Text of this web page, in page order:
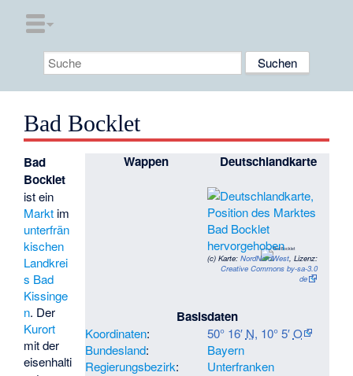
Bad Bocklet
Wappen Deutschlandkarte
(c) Karte: NordNordWest, Lizenz:
Creative Commons by-sa-3.0
de
Basisdaten
Koordinaten: 50° 16′ N, 10° 5′O
Bundesland:
Bayern
Regierungsbezirk:
Unterfranken
Bad
Bocklet
ist ein
Markt im
unterfrän
kischen
Landkrei
s Bad
Kissinge
n. Der
Kurort
mit der
eisenhalti